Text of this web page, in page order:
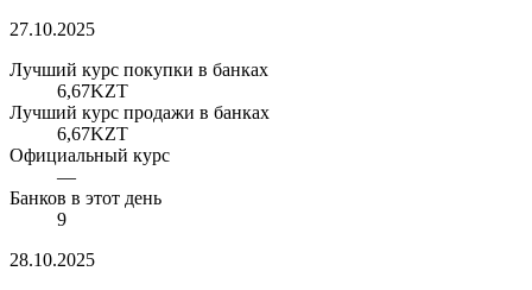
27.10.2025
Лучший курс покупки в банках
6,67KZT
Лучший курс продажи в банках
6,67KZT
Официальный курс
—
Банков в этот день
9
28.10.2025